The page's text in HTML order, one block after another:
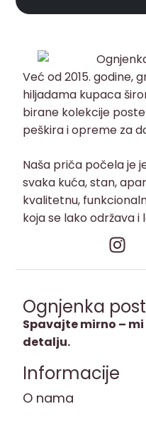
Već od 2015. godine,
hiljadama kupaca
birane kolekcije
peškira i opreme za
Naša priča počela je
svaka kuća, stan,
kvalitetnu,
koja se lako održava i
Ognjenka
Spavajte mirno –
detalju.
Informacije
O nama